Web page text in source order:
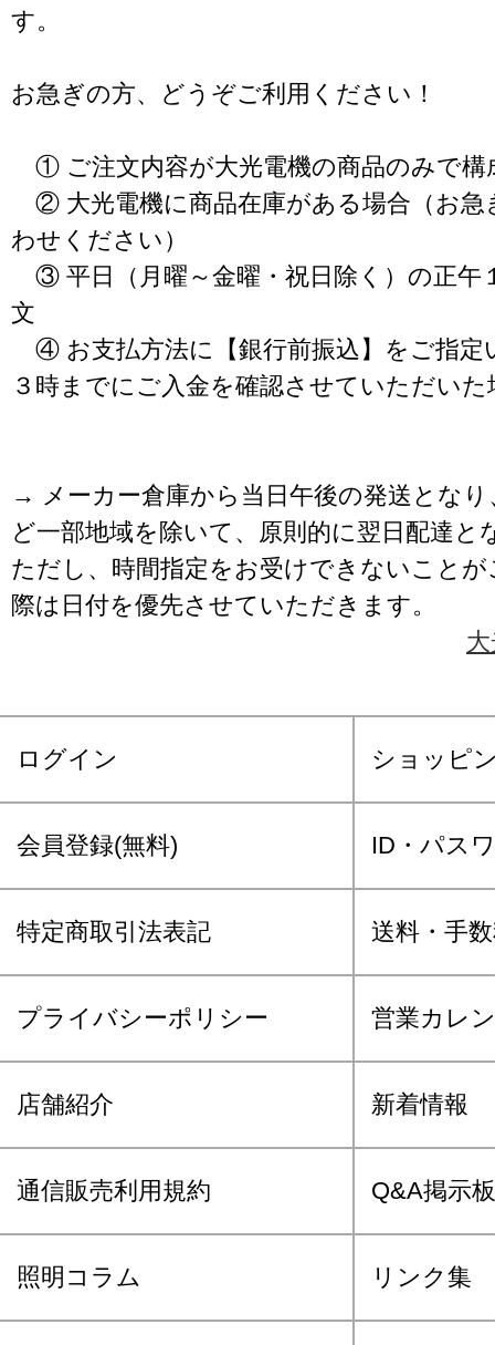
す。
お急ぎの方、どうぞご利用ください！
① ご注文内容が大光電機の商品のみで構
② 大光電機に商品在庫がある場合（お急
わせください）
③ 平日（月曜～金曜・祝日除く）の正午
文
④ お支払方法に【銀行前振込】をご指定
３時までにご入金を確認させていただいた
→ メーカー倉庫から当日午後の発送となり
ど一部地域を除いて、原則的に翌日配達と
ただし、時間指定をお受けできないこと
際は日付を優先させていただきます。
ログイン ショッピ
会員登録(無料) ID・パス
特定商取引法表記 送料・手
プライバシーポリシー 営業カレ
店舗紹介 新着情報
通信販売利用規約 Q&A掲示板
照明コラム リンク集